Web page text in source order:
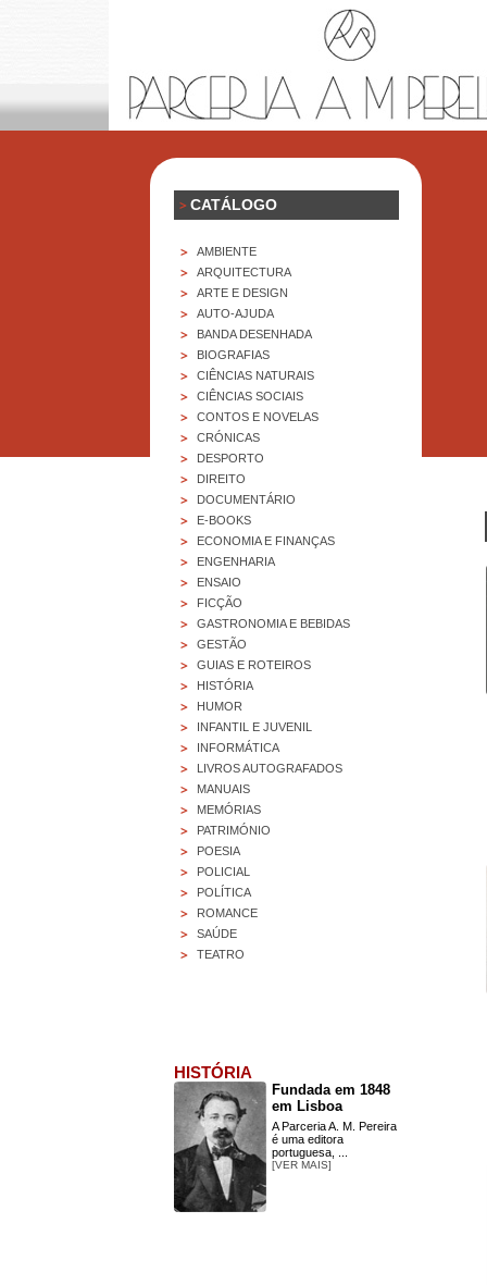
> CATÁLOGO
> AMBIENTE
> ARQUITECTURA
> ARTE E DESIGN
> AUTO-AJUDA
> BANDA DESENHADA
> BIOGRAFIAS
> CIÊNCIAS NATURAIS
> CIÊNCIAS SOCIAIS
> CONTOS E NOVELAS
> CRÓNICAS
> DESPORTO
> DIREITO
> DOCUMENTÁRIO
> E-BOOKS
> ECONOMIA E FINANÇAS
> ENGENHARIA
> ENSAIO
> FICÇÃO
> GASTRONOMIA E BEBIDAS
> GESTÃO
> GUIAS E ROTEIROS
> HISTÓRIA
> HUMOR
> INFANTIL E JUVENIL
> INFORMÁTICA
> LIVROS AUTOGRAFADOS
> MANUAIS
> MEMÓRIAS
> PATRIMÓNIO
> POESIA
> POLICIAL
> POLÍTICA
> ROMANCE
> SAÚDE
> TEATRO
HISTÓRIA
Fundada em 1848
em Lisboa
A Parceria A. M. Pereira
é uma editora
portuguesa, ...
[VER MAIS]